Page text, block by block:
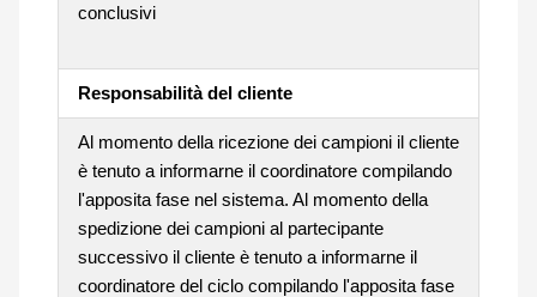
conclusivi
Responsabilità del cliente
Al momento della ricezione dei campioni il cliente
è tenuto a informarne il coordinatore compilando
l'apposita fase nel sistema. Al momento della
spedizione dei campioni al partecipante
successivo il cliente è tenuto a informarne il
coordinatore del ciclo compilando l'apposita fase